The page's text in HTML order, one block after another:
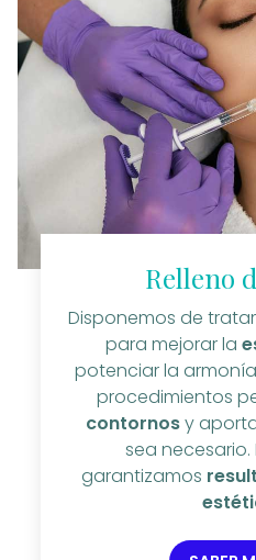
Relleno
Disponemos de
para mejorar la
potenciar la
procedimientos
contornosy
sea necesario.
garantizamos